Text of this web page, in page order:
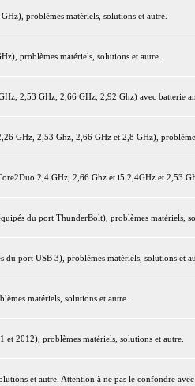
problèmes matériels, solutions et autre.
problèmes matériels, solutions et autre.
2,53 GHz, 2,66 GHz, 2,92 Ghz) avec batterie
GHz, 2,53 Ghz, 2,66 GHz et 2,8 GHz),
2,4 GHz, 2,66 Ghz et i5 2,4GHz et 2,53
du port ThunderBolt), problèmes matériels,
port USB 3), problèmes matériels, solutions et
matériels, solutions et autre.
2012), problèmes matériels, solutions et autre.
et autre. Attention à ne pas le confondre